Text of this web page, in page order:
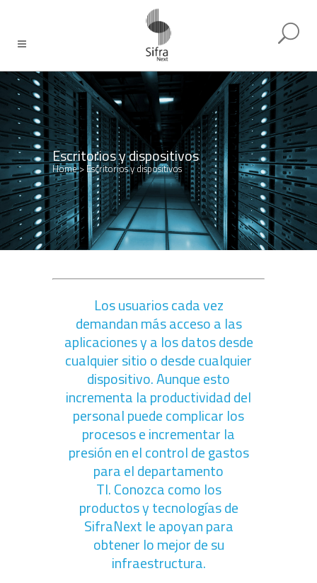
Escritorios y dispositivos
Home> Escritorios y dispositivos
Los usuarios cada vez
demandan más acceso a las
aplicaciones y a los datos desde
cualquier sitio o desde cualquier
dispositivo. Aunque esto
incrementa la productividad del
personal puede complicar los
procesos e incrementar la
presión en el control de gastos
para el departamento
TI. Conozca como los
productos y tecnologías de
SifraNext le apoyan para
obtener lo mejor de su
infraestructura.